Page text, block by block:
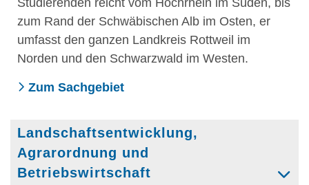
Studierenden reicht vom Hochrhein im Süden, bis
zum Rand der Schwäbischen Alb im Osten, er
umfasst den ganzen Landkreis Rottweil im
Norden und den Schwarzwald im Westen.
Zum Sachgebiet
Landschaftsentwicklung,
Agrarordnung und
Betriebswirtschaft